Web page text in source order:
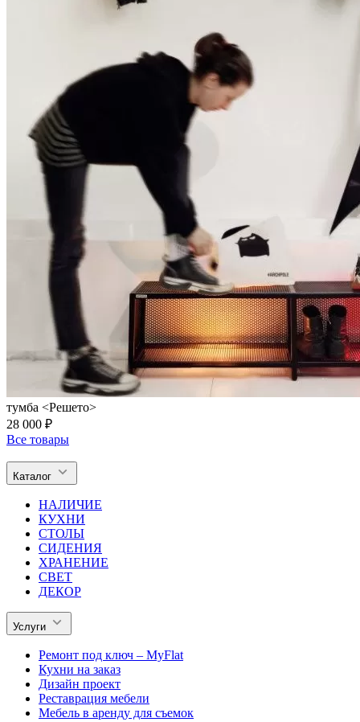
тумба <Решето>
28 000 ₽
Все товары
Каталог
НАЛИЧИЕ
КУХНИ
СТОЛЫ
СИДЕНИЯ
ХРАНЕНИЕ
СВЕТ
ДЕКОР
Услуги
Ремонт под ключ – MyFlat
Кухни на заказ
Дизайн проект
Реставрация мебели
Мебель в аренду для съемок